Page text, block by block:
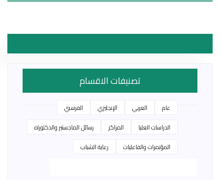
تصنيفات الاقسام
عام العربي الإنجليزي
الفرنسي
الدراسات العليا
المراكز
رسائل الماجستير والدكتوراه
المؤتمرات والفاعليات
رعاية الشباب